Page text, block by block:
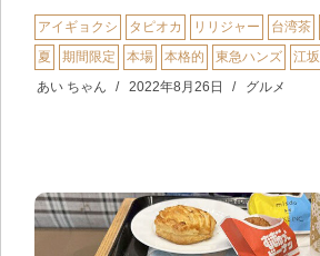
アイギョクシ タピオカ リリジャー 台湾茶
夏
期間限定 本場 本格的 東急ハンズ 江坂
あい ちゃん
2022年8月26日 グルメ